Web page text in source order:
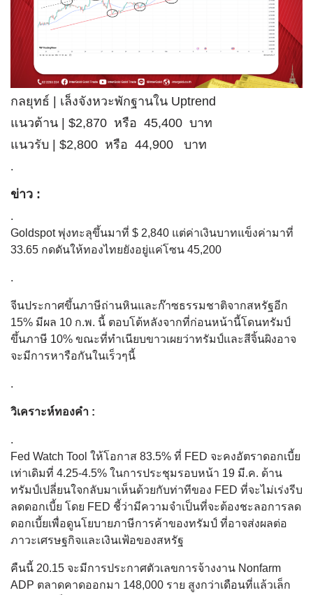
กลยุทธ์ | เล็งจังหวะพักฐานใน Uptrend
แนวต้าน | $2,870 หรือ 45,400 บาท
แนวรับ | $2,800 หรือ 44,900 บาท
.
ข่าว :
.
Goldspot พุ่งทะลุขึ้นมาที่ $ 2,840 แต่ค่าเงินบาทแข็งค่ามาที่
33.65 กดดันให้ทองไทยยังอยู่แค่โซน 45,200
.
จีนประกาศขึ้นภาษีถ่านหินและก๊าซธรรมชาติจากสหรัฐอีก
15% มีผล 10 ก.พ. นี้ ตอบโต้หลังจากที่ก่อนหน้านี้โดนทรัมป์
ขึ้นภาษี 10% ขณะที่ทำเนียบขาวเผยว่าทรัมป์และสีจิ้นผิงอาจ
จะมีการหารือกันในเร็วๆนี้
.
วิเคราะห์ทองคำ :
.
Fed Watch Tool ให้โอกาส 83.5% ที่ FED จะคงอัตราดอกเบี้ย
เท่าเดิมที่ 4.25-4.5% ในการประชุมรอบหน้า 19 มี.ค. ด้าน
ทรัมป์เปลี่ยนใจกลับมาเห็นด้วยกับท่าทีของ FED ที่จะไม่เร่งรีบ
ลดดอกเบี้ย โดย FED ชี้ว่ามีความจำเป็นที่จะต้องชะลอการลด
ดอกเบี้ยเพื่อดูนโยบายภาษีการค้าของทรัมป์ ที่อาจส่งผลต่อ
ภาวะเศรษฐกิจและเงินเฟ้อของสหรัฐ
คืนนี้ 20.15 จะมีการประกาศตัวเลขการจ้างงาน Nonfarm
ADP ตลาดคาดออกมา 148,000 ราย สูงกว่าเดือนที่แล้วเล็ก